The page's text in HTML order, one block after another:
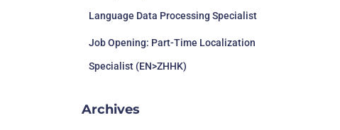
Language Data Processing Specialist
Job Opening: Part-Time Localization
Specialist (EN>ZHHK)
Archives